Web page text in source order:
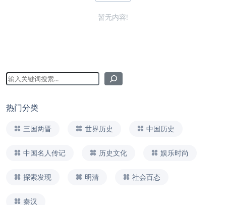
暂无内容!
热门分类
三国两晋 世界历史 中国历史
中国名人传记 历史文化 娱乐时尚
探索发现 明清 社会百态
秦汉